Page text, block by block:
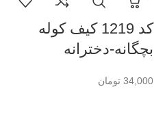
کد 1219 کیف کوله
بچگانه-دخترانه
34,000 تومان